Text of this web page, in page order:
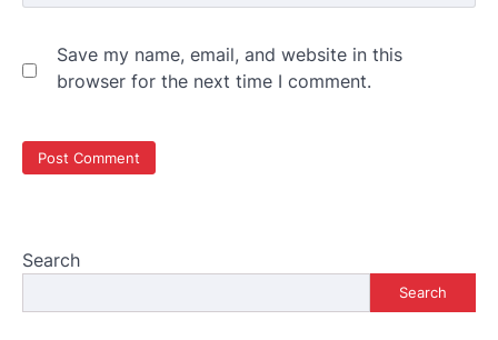
Save my name, email, and website in this
browser for the next time I comment.
Search
Search